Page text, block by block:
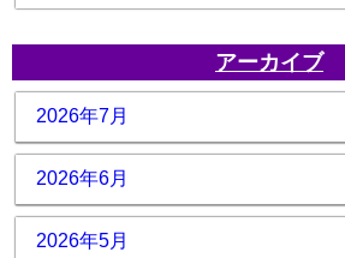
アーカイブ
2026年7月
2026年6月
2026年5月